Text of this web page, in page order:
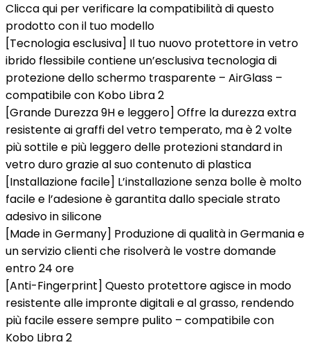
Clicca qui per verificare la compatibilità di questo
prodotto con il tuo modello
[Tecnologia esclusiva] Il tuo nuovo protettore in vetro
ibrido flessibile contiene un’esclusiva tecnologia di
protezione dello schermo trasparente – AirGlass –
compatibile con Kobo Libra 2
[Grande Durezza 9H e leggero] Offre la durezza extra
resistente ai graffi del vetro temperato, ma è 2 volte
più sottile e più leggero delle protezioni standard in
vetro duro grazie al suo contenuto di plastica
[Installazione facile] L’installazione senza bolle è molto
facile e l’adesione è garantita dallo speciale strato
adesivo in silicone
[Made in Germany] Produzione di qualità in Germania e
un servizio clienti che risolverà le vostre domande
entro 24 ore
[Anti-Fingerprint] Questo protettore agisce in modo
resistente alle impronte digitali e al grasso, rendendo
più facile essere sempre pulito – compatibile con
Kobo Libra 2